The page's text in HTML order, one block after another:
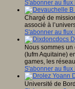
S'abonner au flux
Chargé de
associé à
S'abonner au flux
Nous sommes
(Iufm Aquitaine)
games, les
S'abonner au flux
Université de